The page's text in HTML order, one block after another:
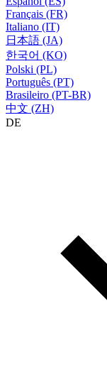
Français (FR)
Italiano (IT)
日本語 (JA)
한국어 (KO)
Polski (PL)
Português (PT)
Brasileiro (PT-BR)
中文 (ZH)
DE